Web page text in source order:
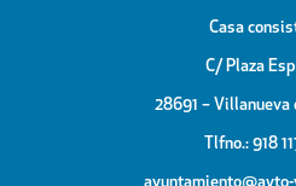
Casa
C/ Plaza
28691 – Villanueva
Tlfno.: 918